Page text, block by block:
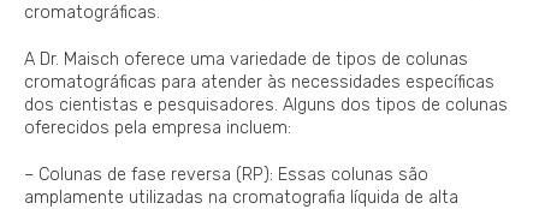
cromatográficas.
A Dr. Maisch oferece uma variedade de tipos de colunas
cromatográficas para atender às necessidades específicas
dos cientistas e pesquisadores. Alguns dos tipos de colunas
oferecidos pela empresa incluem:
– Colunas de fase reversa (RP): Essas colunas são
amplamente utilizadas na cromatografia líquida de alta